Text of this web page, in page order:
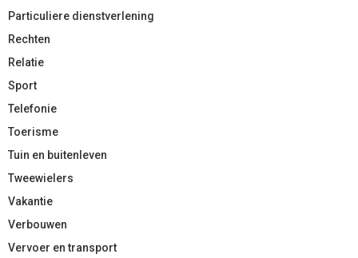
Particuliere dienstverlening
Rechten
Relatie
Sport
Telefonie
Toerisme
Tuin en buitenleven
Tweewielers
Vakantie
Verbouwen
Vervoer en transport